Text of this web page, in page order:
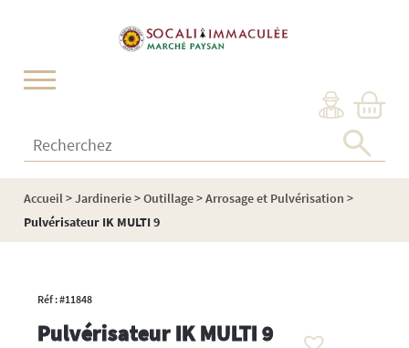
Recherchez :
Accueil>Jardinerie>Outillage>Arrosage et Pulvérisation >
Pulvérisateur IK MULTI 9
Réf : #11848
Pulvérisateur IK MULTI 9